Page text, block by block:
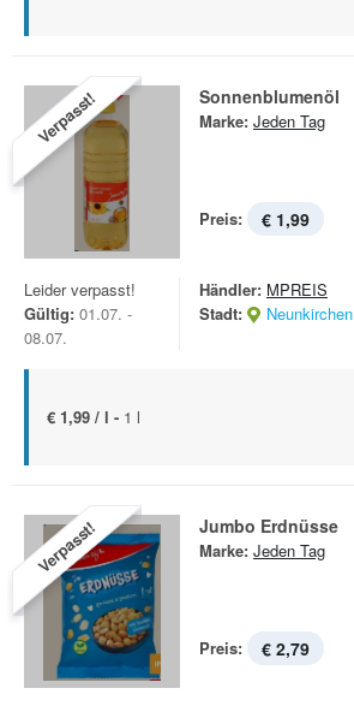
Verpasst! Sonnenblumenöl
Marke: Jeden Tag
Preis: € 1,99
Leider verpasst!
Gültig: 01.07. -
08.07.
Händler: MPREIS
Stadt:
Neunkirchen
€ 1,99 / l - 1 l
Verpasst! Jumbo Erdnüsse
Marke: Jeden Tag
Preis: € 2,79